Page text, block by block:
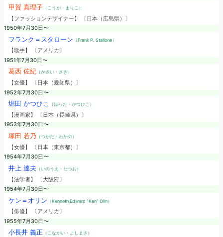
甲賀 真理子（こうが・まりこ）
【ファッションデザイナー】 〔日本（広島県）〕
1950年7月30日〜
フランク＝スタローン （Frank P. Stallone）
【歌手】 〔アメリカ〕
1951年7月30日〜
葛西 佐紀（かさい・さき）
【女優】 〔日本（愛知県）〕
1952年7月30日〜
堀田 かつひこ （ほった・かつひこ）
【漫画家】 〔日本（長崎県）〕
1953年7月30日〜
塚田 若乃 （つかだ・わかの）
【女優】 〔日本（東京都）〕
1954年7月30日〜
井上 達夫 （いのうえ・たつお）
【法学者】 〔大阪府〕
1954年7月30日〜
ケン＝オリン （Kenneth Edward “Ken” Olin）
【俳優】 〔アメリカ〕
1955年7月30日〜
小長井 義正 （こながい・よしまさ）